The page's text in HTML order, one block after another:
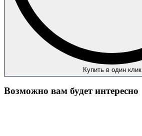
Купить в один клик
Возможно вам будет интересно